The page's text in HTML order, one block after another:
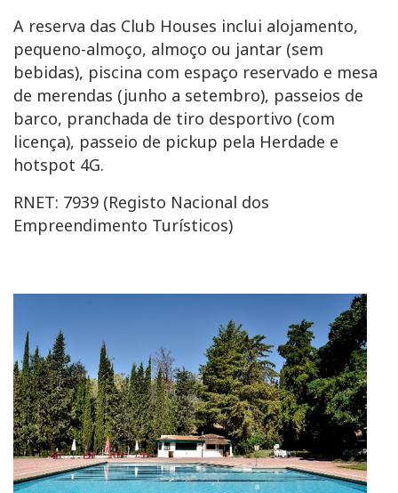
A reserva das Club Houses inclui alojamento,
pequeno-almoço, almoço ou jantar (sem
bebidas), piscina com espaço reservado e mesa
de merendas (junho a setembro), passeios de
barco, pranchada de tiro desportivo (com
licença), passeio de pickup pela Herdade e
hotspot 4G.
RNET: 7939 (Registo Nacional dos
Empreendimento Turísticos)